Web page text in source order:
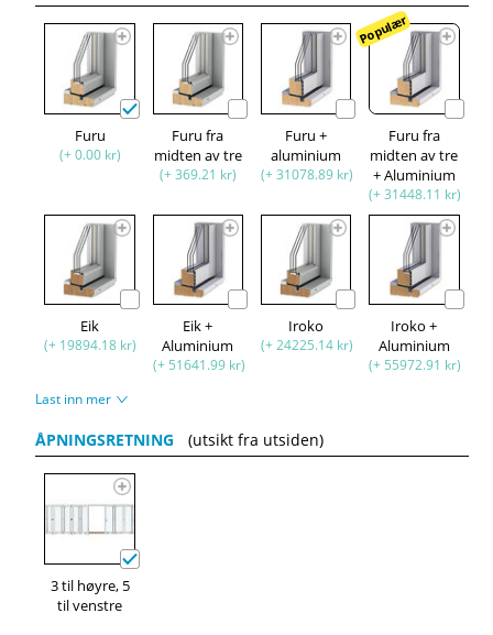
Furu
(+ 0.00 kr)
Furu fra
midten av tre
(+ 369.21 kr)
Furu +
aluminium
(+ 31078.89 kr)
Populær
Furu fra
midten av tre
+ Aluminium
(+ 31448.11 kr)
Eik
(+ 19894.18 kr)
Eik +
Aluminium
(+ 51641.99 kr)
Iroko
(+ 24225.14 kr)
Iroko +
Aluminium
(+ 55972.91 kr)
Last inn mer
ÅPNINGSRETNING (utsikt fra utsiden)
3 til høyre, 5
til venstre